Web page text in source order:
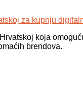
koja
brendova.